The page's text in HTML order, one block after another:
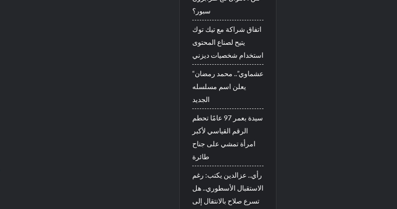
سبور؟
اتفاق شراكة مع تيك توك
يتيح لصناع المحتوى
استخدام شخصيات ديزني
“عشماوي”.. محمد رمضان
يعلن اسم مسلسله
الجديد
سيدة بعمر 97 عامًا تحطم
الرقم القياسي لأكبر
امرأة تمشي على جناح
طائرة
رأي.. عزالدين يكتب: رغم
الاستقبال الأسطوري.. هل
تسرع صلاح بالانتقال إلى